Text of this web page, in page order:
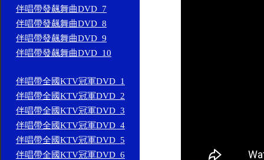
伴唱帶發飆舞曲DVD_7
伴唱帶發飆舞曲DVD_8
伴唱帶發飆舞曲DVD_9
伴唱帶發飆舞曲DVD_10
伴唱帶全國KTV冠軍DVD_1
伴唱帶全國KTV冠軍DVD_2
伴唱帶全國KTV冠軍DVD_3
伴唱帶全國KTV冠軍DVD_4
伴唱帶全國KTV冠軍DVD_5
伴唱帶全國KTV冠軍DVD_6